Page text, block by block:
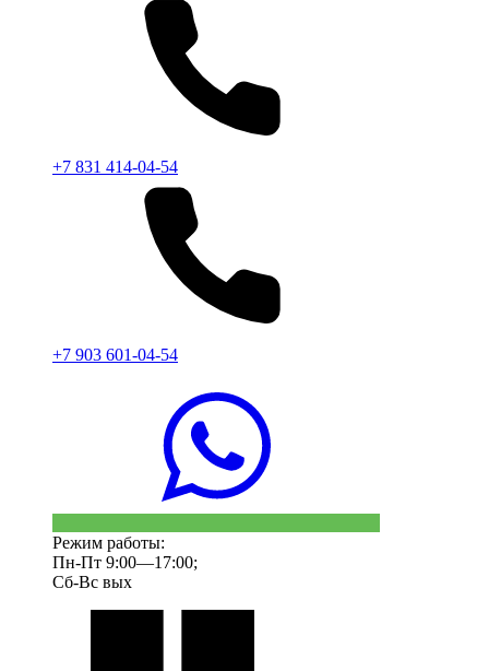
+7 831 414-04-54
+7 903 601-04-54
Режим работы:
Пн-Пт 9:00—17:00;
Сб-Вс вых